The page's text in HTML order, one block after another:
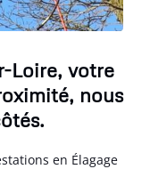
Loire, votre
nous
en Élagage